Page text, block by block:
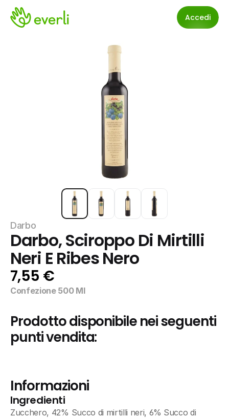
Accedi
Darbo
Darbo, Sciroppo Di Mirtilli
Neri E Ribes Nero
7,55 €
Confezione 500 Ml
Prodotto disponibile nei seguenti
punti vendita:
Informazioni
Ingredienti
Zucchero, 42% Succo di mirtilli neri, 6% Succo di